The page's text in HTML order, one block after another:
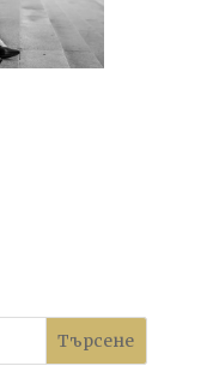
Търсене